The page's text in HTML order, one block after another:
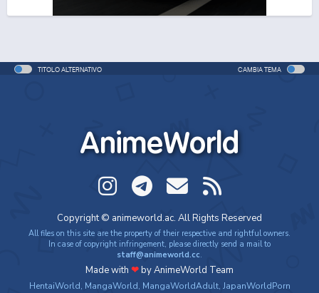
TITOLO ALTERNATIVO CAMBIA TEMA
AnimeWorld
Copyright © animeworld.ac. All Rights Reserved
All files on this site are the property of their respective and rightful owners.
In case of copyright infringement, please directly send a mail to
staff@animeworld.cc.
Made with ❤by AnimeWorld Team
HentaiWorld, MangaWorld, MangaWorldAdult, JapanWorldPorn